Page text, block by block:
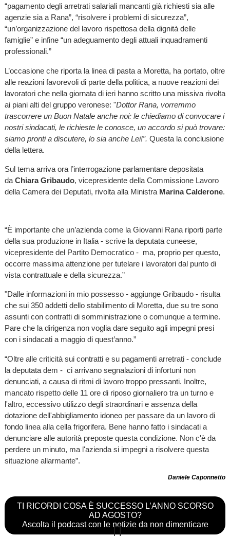
“pagamento degli arretrati salariali mancanti già richiesti sia alle
agenzie sia a Rana”, “risolvere i problemi di sicurezza”,
“un’organizzazione del lavoro rispettosa della dignità delle
famiglie” e infine “un adeguamento degli attuali inquadramenti
professionali.”
L’occasione che riporta la linea di pasta a Moretta, ha portato, oltre
alle reazioni favorevoli di parte della politica, a nuove reazioni dei
lavoratori che nella giornata di ieri hanno scritto una missiva rivolta
ai piani alti del gruppo veronese: "Dottor Rana, vorremmo
trascorrere un Buon Natale anche noi: le chiediamo di convocare i
nostri sindacati, le richieste le conosce, un accordo si può trovare:
siamo pronti a discutere, lo sia anche Lei!”. Questa la conclusione
della lettera.
Sul tema arriva ora l’interrogazione parlamentare depositata
da Chiara Gribaudo, vicepresidente della Commissione Lavoro
della Camera dei Deputati, rivolta alla Ministra Marina Calderone.
“È importante che un’azienda come la Giovanni Rana riporti parte
della sua produzione in Italia - scrive la deputata cuneese,
vicepresidente del Partito Democratico - ma, proprio per questo,
occorre massima attenzione per tutelare i lavoratori dal punto di
vista contrattuale e della sicurezza.”
"Dalle informazioni in mio possesso - aggiunge Gribaudo - risulta
che sui 350 addetti dello stabilimento di Moretta, due su tre sono
assunti con contratti di somministrazione o comunque a termine.
Pare che la dirigenza non voglia dare seguito agli impegni presi
con i sindacati a maggio di quest’anno.”
“Oltre alle criticità sui contratti e su pagamenti arretrati - conclude
la deputata dem - ci arrivano segnalazioni di infortuni non
denunciati, a causa di ritmi di lavoro troppo pressanti. Inoltre,
mancato rispetto delle 11 ore di riposo giornaliero tra un turno e
l'altro, eccessivo utilizzo degli straordinari e assenza della
dotazione dell'abbigliamento idoneo per passare da un lavoro di
fondo linea alla cella frigorifera. Bene hanno fatto i sindacati a
denunciare alle autorità preposte questa condizione. Non c'è da
perdere un minuto, ma l'azienda si impegni a risolvere questa
situazione allarmante”.
Daniele Caponnetto
TI RICORDI COSA È SUCCESSO L’ANNO SCORSO
AD AGOSTO?
Ascolta il podcast con le notizie da non dimenticare